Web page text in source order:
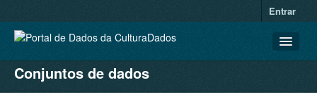
Entrar
CONJUNTOS DE DADOS
ORGANIZAÇÕES
Conjuntos de dados